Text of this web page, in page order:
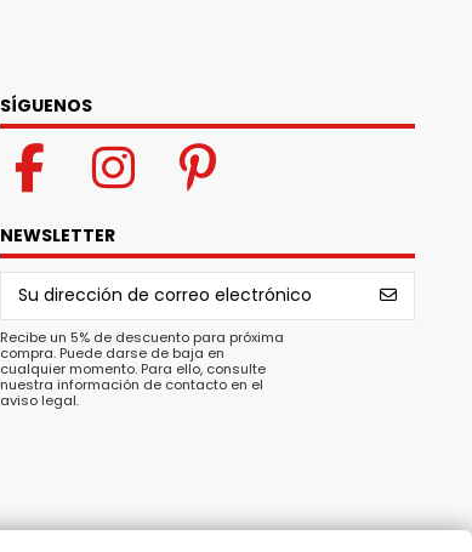
SÍGUENOS
NEWSLETTER
Recibe un 5% de descuento para próxima
compra. Puede darse de baja en
cualquier momento. Para ello, consulte
nuestra información de contacto en el
aviso legal.